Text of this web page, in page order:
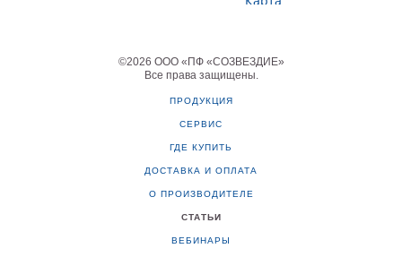
©2026 ООО «ПФ «СОЗВЕЗДИЕ»
Все права защищены
ПРОДУКЦИЯ
СЕРВИС
ГДЕ КУПИТЬ
ДОСТАВКА И ОПЛАТА
О ПРОИЗВОДИТЕЛЕ
СТАТЬИ
ВЕБИНАРЫ